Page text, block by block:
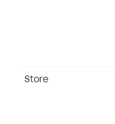
Store